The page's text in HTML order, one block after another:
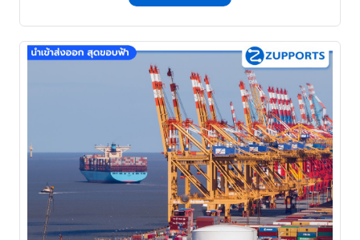
Equipment !!! . . .